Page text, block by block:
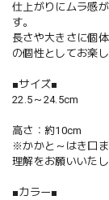
仕上がりにムラ感
す。
長さや大きさに個
の個性としてお楽し
■サイズ■
22.5～24.5cm
高さ：約10cm
※かかと～はき口
理解をお願いいたし
■カラー■